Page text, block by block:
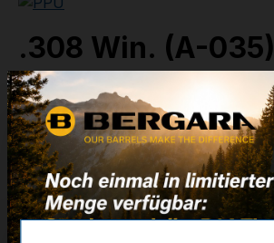
.308 Win. (A-035)
11,7g - 180grs - SP
Artikelnummer:02-00310
Weitere Informationen
✔VE: 20 St. (Karton 25x20)